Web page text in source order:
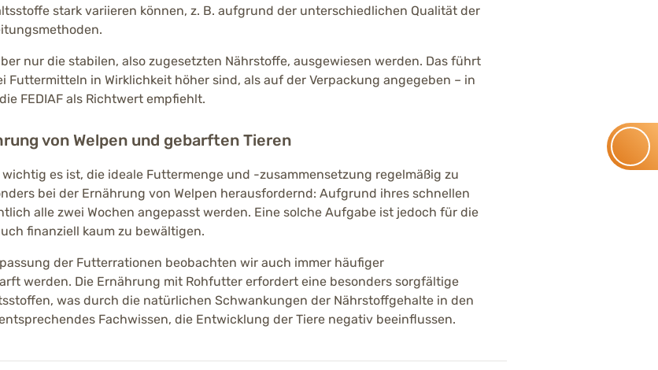
stark variieren können, z. B. aufgrund der unterschiedlichen Qualität der
nur die stabilen, also zugesetzten Nährstoffe, ausgewiesen werden. Das führt
Futtermitteln in Wirklichkeit höher sind, als auf der Verpackung angegeben – in
FEDIAF als Richtwert empfiehlt.
von Welpen und gebarften Tieren
es ist, die ideale Futtermenge und -zusammensetzung regelmäßig zu
bei der Ernährung von Welpen herausfordernd: Aufgrund ihres schnellen
alle zwei Wochen angepasst werden. Eine solche Aufgabe ist jedoch für die
finanziell kaum zu bewältigen.
der Futterrationen beobachten wir auch immer häufiger
werden. Die Ernährung mit Rohfutter erfordert eine besonders sorgfältige
was durch die natürlichen Schwankungen der Nährstoffgehalte in den
Fachwissen, die Entwicklung der Tiere negativ beeinflussen.